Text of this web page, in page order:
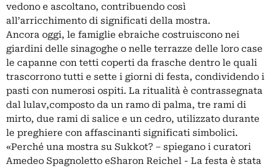
vedono e ascoltano, contribuendo così
all’arricchimento di significati della mostra.
Ancora oggi, le famiglie ebraiche costruiscono nei
giardini delle sinagoghe o nelle terrazze delle loro case
le capanne con tetti coperti da frasche dentro le quali
trascorrono tutti e sette i giorni di festa, condividendo i
pasti con numerosi ospiti. La ritualità è contrassegnata
dal lulav,composto da un ramo di palma, tre rami di
mirto, due rami di salice e un cedro, utilizzato durante
le preghiere con affascinanti significati simbolici.
«Perché una mostra su Sukkot? – spiegano i curatori
Amedeo Spagnoletto eSharon Reichel - La festa è stata